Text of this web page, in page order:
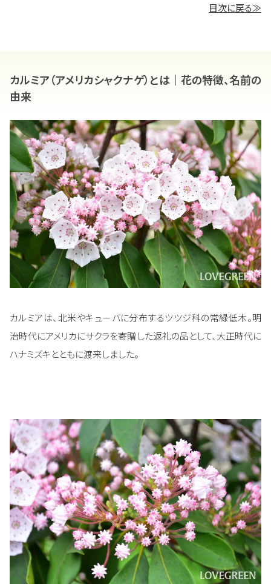
目次に戻る≫
カルミア（アメリカシャクナゲ）とは｜花の特徴、名前の
由来
カルミアは、北米やキューバに分布するツツジ科の常緑低木。明
治時代にアメリカにサクラを寄贈した返礼の品として、大正時代に
ハナミズキとともに渡来しました。